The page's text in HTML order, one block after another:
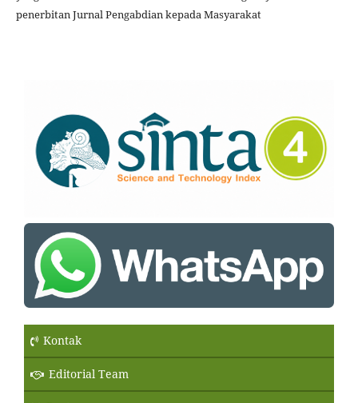
penerbitan Jurnal Pengabdian kepada Masyarakat
Kontak
Editorial Team